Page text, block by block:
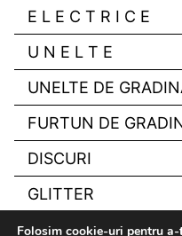
E L E C T R I C E
U N E L T E
UNELTE DE
FURTUN DE
DISCURI
GLITTER
Folosim cookie-uri pentru